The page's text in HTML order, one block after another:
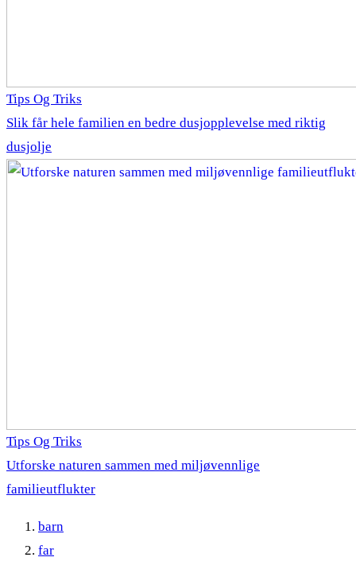
Tips Og Triks
Slik får hele familien en bedre dusjopplevelse med riktig
dusjolje
Tips Og Triks
Utforske naturen sammen med miljøvennlige
familieutflukter
barn
far